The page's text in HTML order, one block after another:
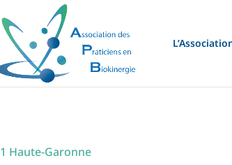
Haute-Garonne